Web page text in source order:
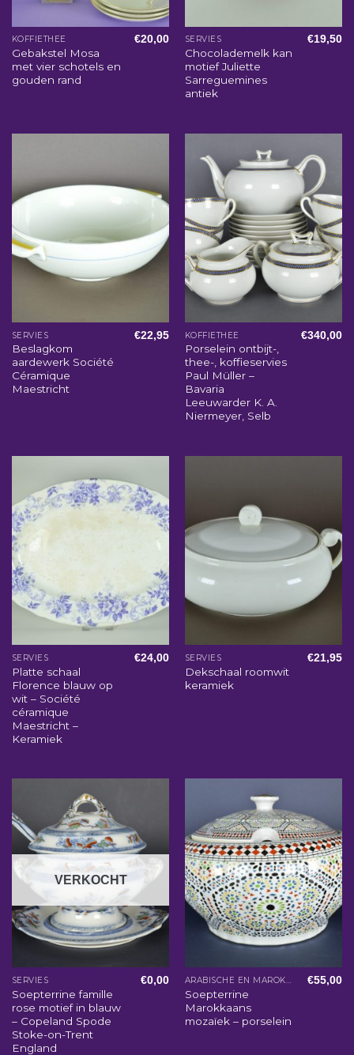
KOFFIETHEE
Gebakstel Mosa
met vier schotels en
gouden rand
€20,00 SERVIES
Chocolademelk kan
motief Juliette
Sarreguemines
antiek
€19,50
SERVIES
Beslagkom
aardewerk Société
Céramique
Maestricht
€22,95 KOFFIETHEE
Porselein ontbijt-,
thee-, koffieservies
Paul Müller –
Bavaria
Leeuwarder K. A.
Niermeyer, Selb
€340,00
SERVIES
Platte schaal
Florence blauw op
wit – Société
céramique
Maestricht –
Keramiek
€24,00 SERVIES
Dekschaal roomwit
keramiek
€21,95
VERKOCHT
SERVIES
Soepterrine famille
rose motief in blauw
– Copeland Spode
Stoke-on-Trent
England
€0,00 ARABISCHE EN MAROKKAANSE WOONACCESSOIRES
Soepterrine
Marokkaans
mozaïek – porselein
€55,00